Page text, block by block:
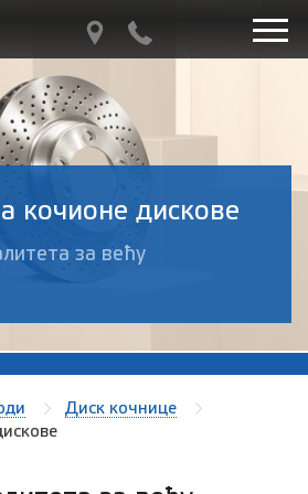
кочионе дискове
за већу
Диск кочнице